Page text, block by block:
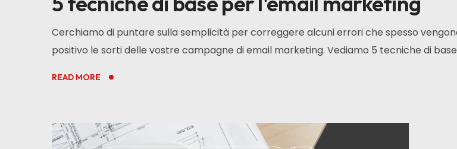
Cerchiamo di puntare sulla semplicità per correggere alcuni errori che spesso
positivo le sorti delle vostre campagne di email marketing. Vediamo 5 tecniche di
READ MORE